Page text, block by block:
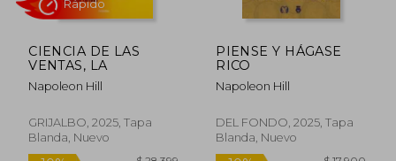
Rápido
CIENCIA DE LAS
VENTAS, LA
Napoleon Hill
GRIJALBO, 2025, Tapa
Blanda, Nuevo
PIENSE Y HÁGASE
RICO
Napoleon Hill
DEL FONDO, 2025, Tapa
Blanda, Nuevo